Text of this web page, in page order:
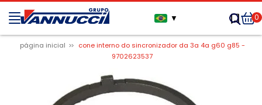
▼ 0
página inicial
cone interno do sincronizador da 3a 4a g60 g85 -
9702623537